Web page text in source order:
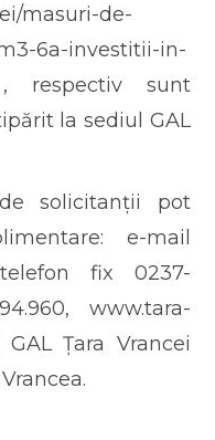
masuri-de-
6a-investitii-in-
, respectiv sunt
la sediul GAL
solicitanții pot
e-mail
telefon fix 0237-
www.tara-
Țara Vrancei